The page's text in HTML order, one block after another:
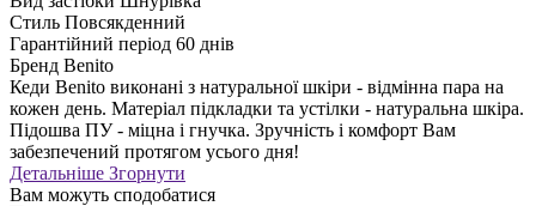
Стиль Повсякденний
Гарантійний період 60 днів
Бренд Benito
Кеди Benito виконані з натуральної шкіри - відмінна пара на
кожен день. Матеріал підкладки та устілки - натуральна шкіра.
Підошва ПУ - міцна і гнучка. Зручність і комфорт Вам
забезпечений протягом усього дня!
Детальніше Згорнути
Вам можуть сподобатися